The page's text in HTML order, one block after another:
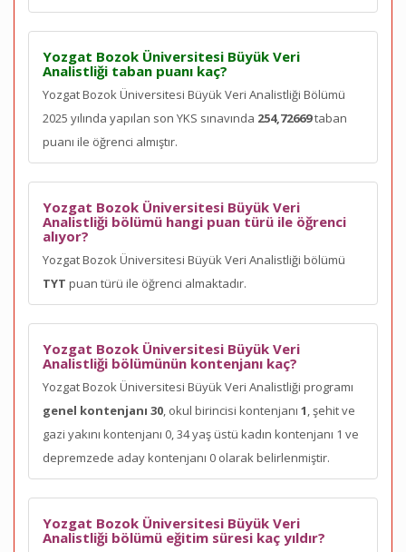
Yozgat Bozok Üniversitesi Büyük Veri
Analistliği taban puanı kaç?
Yozgat Bozok Üniversitesi Büyük Veri Analistliği Bölümü
2025 yılında yapılan son YKS sınavında 254,72669taban
puanı ile öğrenci almıştır.
Yozgat Bozok Üniversitesi Büyük Veri
Analistliği bölümü hangi puan türü ile öğrenci
alıyor?
Yozgat Bozok Üniversitesi Büyük Veri Analistliği bölümü
TYT puan türü ile öğrenci almaktadır.
Yozgat Bozok Üniversitesi Büyük Veri
Analistliği bölümünün kontenjanı kaç?
Yozgat Bozok Üniversitesi Büyük Veri Analistliği programı
genel kontenjanı 30, okul birincisi kontenjanı 1, şehit ve
gazi yakını kontenjanı 0, 34 yaş üstü kadın kontenjanı 1 ve
depremzede aday kontenjanı 0 olarak belirlenmiştir.
Yozgat Bozok Üniversitesi Büyük Veri
Analistliği bölümü eğitim süresi kaç yıldır?